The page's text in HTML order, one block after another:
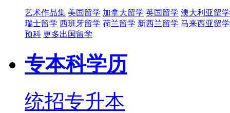
艺术作品集 美国留学 加拿大留学 英国留学 澳大利亚留学
瑞士留学 西班牙留学 荷兰留学 新西兰留学 马来西亚留学
预科 更多出国留学
专本科学历
统招专升本